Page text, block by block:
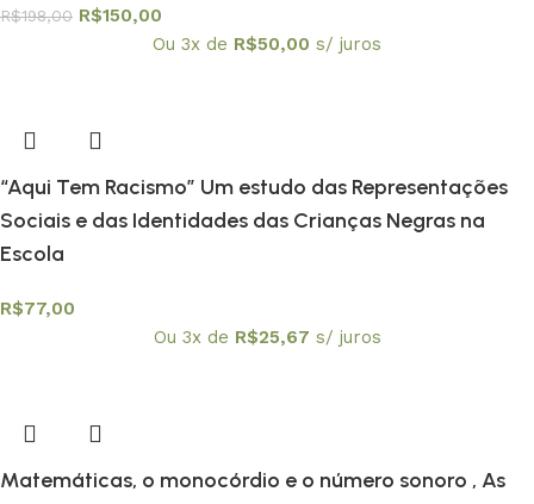
R$198,00 R$150,00
Ou 3x de R$50,00 s/ juros
“Aqui Tem Racismo” Um estudo das Representações
Sociais e das Identidades das Crianças Negras na
Escola
R$77,00
Ou 3x de R$25,67 s/ juros
Matemáticas, o monocórdio e o número sonoro , As